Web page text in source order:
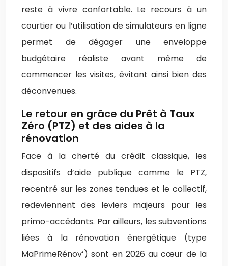
reste à vivre confortable. Le recours à un
courtier ou l’utilisation de simulateurs en ligne
permet de dégager une enveloppe
budgétaire réaliste avant même de
commencer les visites, évitant ainsi bien des
déconvenues.
Le retour en grâce du Prêt à Taux
Zéro (PTZ) et des aides à la
rénovation
Face à la cherté du crédit classique, les
dispositifs d’aide publique comme le PTZ,
recentré sur les zones tendues et le collectif,
redeviennent des leviers majeurs pour les
primo-accédants. Par ailleurs, les subventions
liées à la rénovation énergétique (type
MaPrimeRénov’) sont en 2026 au cœur de la